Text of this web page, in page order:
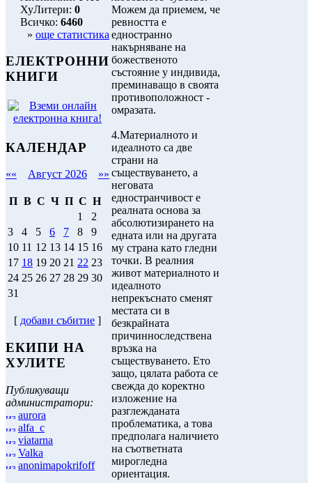
ХуЛитери: 0
Всичко: 6460
» още статистика
ЕЛЕКТРОННИ
КНИГИ
КАЛЕНДАР
«« Август 2026 »»
П В С Ч П С Н
1
2
3
4 5 6 7 8
9
10 11 12 13 14 15 16
17 18 19 20 21 22 23
24 25 26 27 28 29 30
31
[ добави събитие ]
ЕКИПИ НА
ХУЛИТЕ
Публикуващи
администратори:
aurora
alfa_c
viatarna
Valka
anonimapokrifoff
Можем да приемем, че
ревността е
едностранно
накърняване на
божественото
състояние у индивида,
преминаващо в своята
противоположност -
омразата.
4.Материалното и
идеалното са две
страни на
съществуването, а
неговата
едностранчивост е
реалната основа за
абсолютизирането на
едната или на другата
му страна като гледни
точки. В реалния
живот материалното и
идеалното
непрекъснато сменят
местата си в
безкрайната
причинноследствена
връзка на
съществуването. Ето
защо, цялата работа се
свежда до коректно
изложение на
разглежданата
проблематика, а това
предполага наличието
на съответната
мирогледна
ориентация.